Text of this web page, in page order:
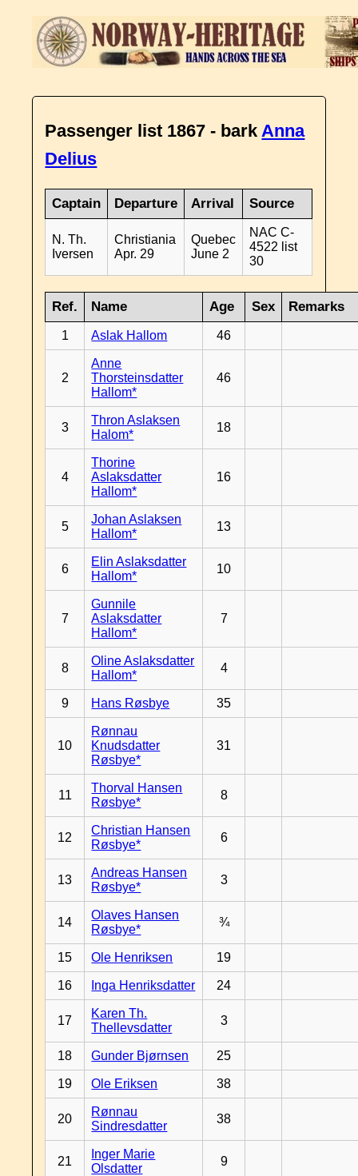
Passenger list 1867 - barkAnna
Delius
Captain Departure Arrival Source
N. Th.
Iversen
Christiania
Apr. 29
Quebec
June 2
NAC C-
4522 list
30
Ref. Name Age Sex Remarks
1 Aslak Hallom 46
2
Anne
Thorsteinsdatter
Hallom*
46
3
Thron Aslaksen
Halom*
18
4
Thorine
Aslaksdatter
Hallom*
16
5
Johan Aslaksen
Hallom*
13
6
Elin Aslaksdatter
Hallom*
10
7
Gunnile
Aslaksdatter
Hallom*
7
8
Oline Aslaksdatter
Hallom*
4
9 Hans Røsbye 35
10
Rønnau
Knudsdatter
Røsbye*
31
11
Thorval Hansen
Røsbye*
8
12
Christian Hansen
Røsbye*
6
13
Andreas Hansen
Røsbye*
3
14
Olaves Hansen
Røsbye*
¾
15 Ole Henriksen 19
16 Inga Henriksdatter 24
17
Karen Th.
Thellevsdatter
3
18 Gunder Bjørnsen 25
19 Ole Eriksen 38
20
Rønnau
Sindresdatter
38
21
Inger Marie
Olsdatter
9